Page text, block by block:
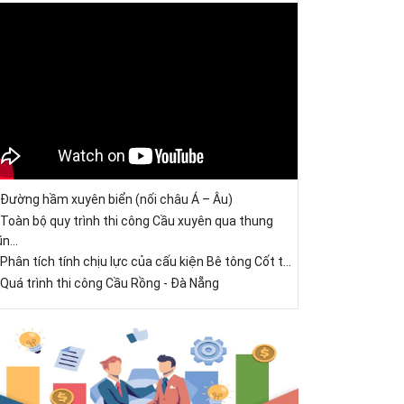
Đường hầm xuyên biển (nối châu Á – Âu)
Toàn bộ quy trình thi công Cầu xuyên qua thung
Phân tích tính chịu lực của cấu kiện Bê tông Cốt t...
Quá trình thi công Cầu Rồng - Đà Nẵng